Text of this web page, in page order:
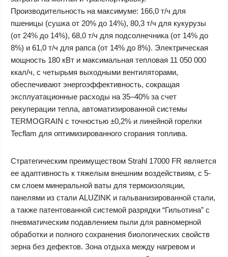
Производительность на максимуме: 166,0 т/ч для
пшеницы (сушка от 20% до 14%), 80,3 т/ч для кукурузы
(от 24% до 14%), 68,0 т/ч для подсолнечника (от 14% до
8%) и 61,0 т/ч для рапса (от 14% до 8%). Электрическая
мощность 180 кВт и максимальная тепловая 11 050 000
ккал/ч, с четырьмя выходными вентиляторами,
обеспечивают энергоэффективность, сокращая
эксплуатационные расходы на 35–40% за счет
рекуперации тепла, автоматизированной системы
TERMOGRAIN с точностью ±0,2% и линейной горелки
Tecflam для оптимизированного сгорания топлива.
Стратегическим преимуществом Strahl 17000 FR является
ее адаптивность к тяжелым внешним воздействиям, с 5-
см слоем минеральной ваты для термоизоляции,
панелями из стали ALUZINK и гальванизированной стали,
а также патентованной системой разрядки “Гильотина” с
пневматическим подавлением пыли для равномерной
обработки и полного сохранения биологических свойств
зерна без дефектов. Зона отдыха между нагревом и